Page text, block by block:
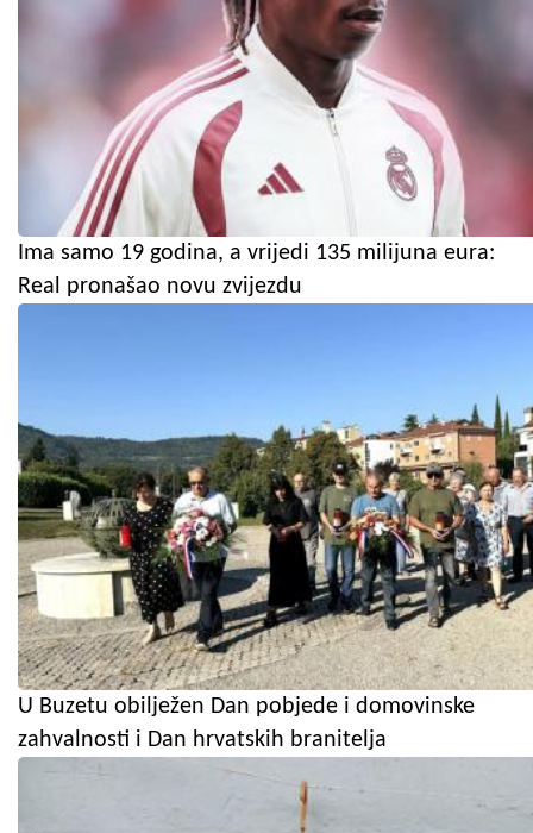
Ima samo 19 godina, a vrijedi 135 milijuna eura:
Real pronašao novu zvijezdu
U Buzetu obilježen Dan pobjede i domovinske
zahvalnosti i Dan hrvatskih branitelja